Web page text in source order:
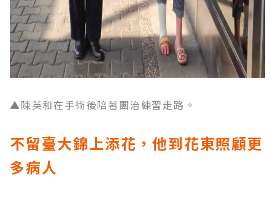
▲陳英和在手術後陪著團治練習走路。
不留臺大錦上添花，他到花東照顧更
多病人